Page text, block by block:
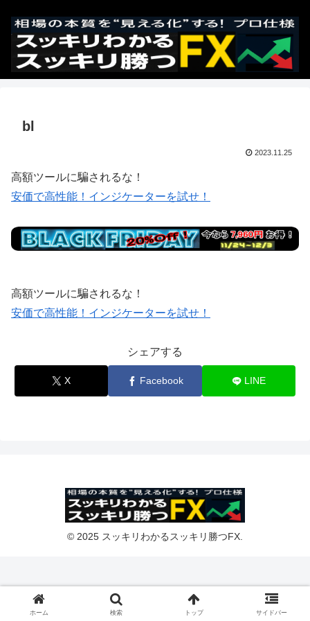
bl
2023.11.25
高額ツールに騙されるな！
安価で高性能！インジケーターを試せ！
高額ツールに騙されるな！
安価で高性能！インジケーターを試せ！
シェアする
X Facebook LINE
© 2025 スッキリわかるスッキリ勝つFX.
ホーム 検索 トップ サイドバー